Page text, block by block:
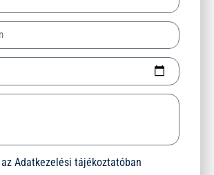
Adatkezelési tájékoztatóban